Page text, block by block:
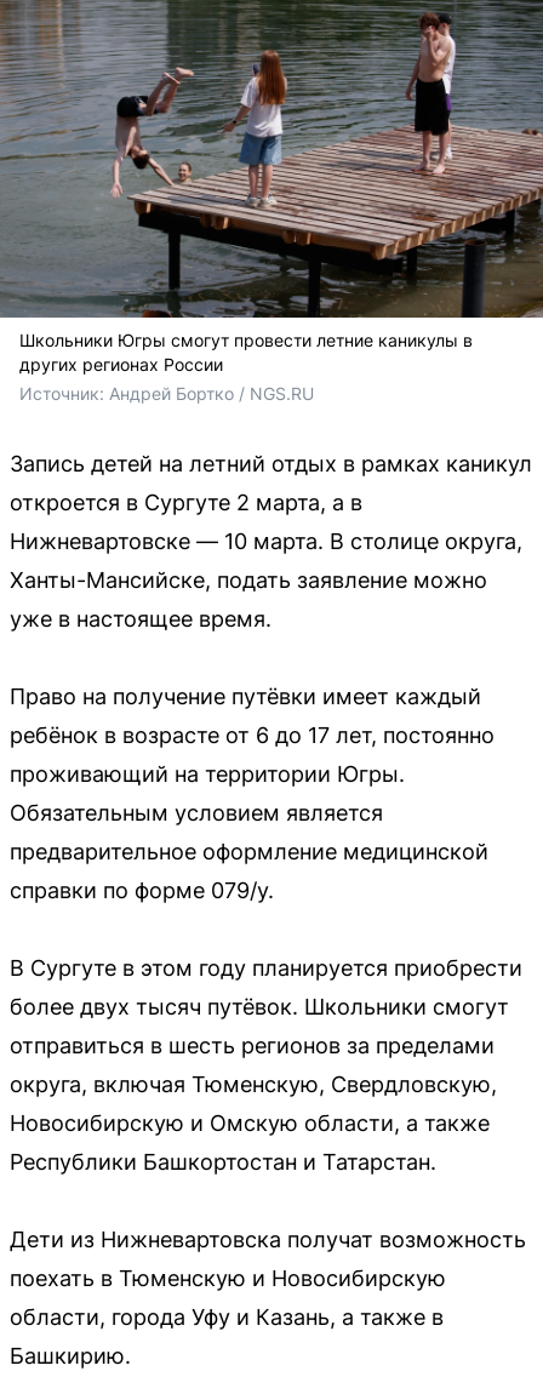
Школьники Югры смогут провести летние каникулы в
других регионах России
Источник: Андрей Бортко / NGS.RU
Запись детей на летний отдых в рамках каникул
откроется в Сургуте 2 марта, а в
Нижневартовске — 10 марта. В столице округа,
Ханты-Мансийске, подать заявление можно
уже в настоящее время.
Право на получение путёвки имеет каждый
ребёнок в возрасте от 6 до 17 лет, постоянно
проживающий на территории Югры.
Обязательным условием является
предварительное оформление медицинской
справки по форме 079/у.
В Сургуте в этом году планируется приобрести
более двух тысяч путёвок. Школьники смогут
отправиться в шесть регионов за пределами
округа, включая Тюменскую, Свердловскую,
Новосибирскую и Омскую области, а также
Республики Башкортостан и Татарстан.
Дети из Нижневартовска получат возможность
поехать в Тюменскую и Новосибирскую
области, города Уфу и Казань, а также в
Башкирию.